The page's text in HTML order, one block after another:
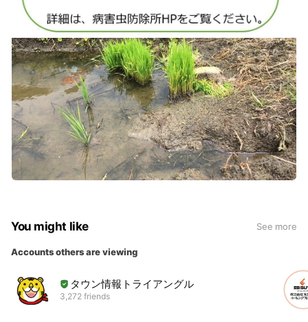
You might like See more
Accounts others are viewing
タウン情報トライアングル
3,272 friends